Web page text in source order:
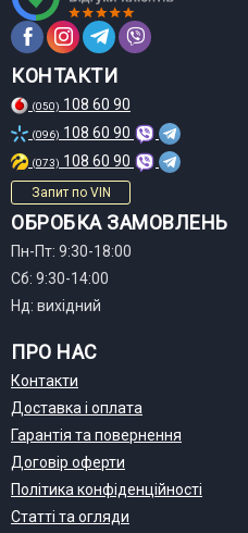
КОНТАКТИ
(050) 108 60 90
(096) 108 60 90
(073) 108 60 90
Запит по VIN
ОБРОБКА ЗАМОВЛЕНЬ
Пн-Пт: 9:30-18:00
Сб: 9:30-14:00
Нд: вихідний
ПРО НАС
Контакти
Доставка і оплата
Гарантія та повернення
Договір оферти
Політика конфіденційності
Статті та огляди